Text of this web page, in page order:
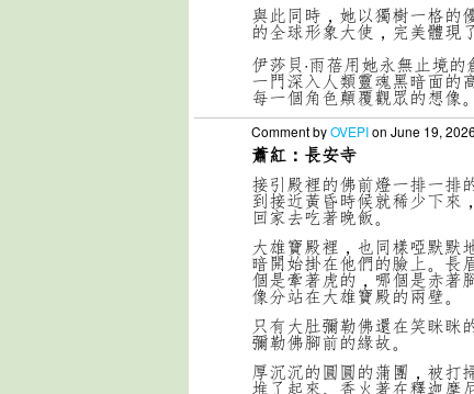
與此同時，她以獨樹一格的
的全球形象大使，完美體現
伊莎貝·雨蓓用她永無止境
一門深入人類靈魂黑暗面的
每一個角色顛覆觀眾的想像
Comment byOVEPIon June 19,
蕭紅：長安寺
接引殿裡的佛前燈一排一排
到接近黃昏時候就稀少下來
回家去吃著晚飯。
大雄寶殿裡，也同樣啞默默
暗開始掛在他們的臉上。長
個是牽著虎的，哪個是赤著
像分站在大雄寶殿的兩壁。
只有大肚彌勒佛還在笑眯眯
彌勒佛腳前的緣故。
厚沉沉的圓圓的蒲團，被打
堆了起來。香火著在釋迦摩